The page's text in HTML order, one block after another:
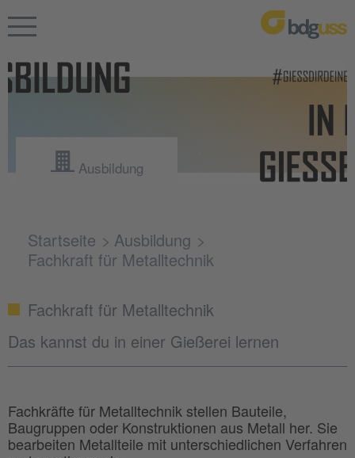
Ausbildung
Startseite
Ausbildung
Fachkraft für Metalltechnik
Fachkraft für Metalltechnik
Das kannst du in einer Gießerei lernen
Fachkräfte für Metalltechnik stellen Bauteile,
Baugruppen oder Konstruktionen aus Metall her. Sie
bearbeiten Metallteile mit unterschiedlichen Verfahren